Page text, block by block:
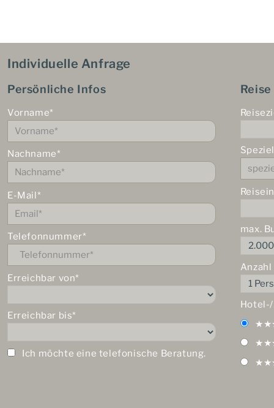
Individuelle Anfrage
Persönliche Infos
Vorname*
Nachname*
E-Mail*
Telefonnummer*
Erreichbar von*
Erreichbar bis*
Ich möchte eine telefonische Beratung.
max.